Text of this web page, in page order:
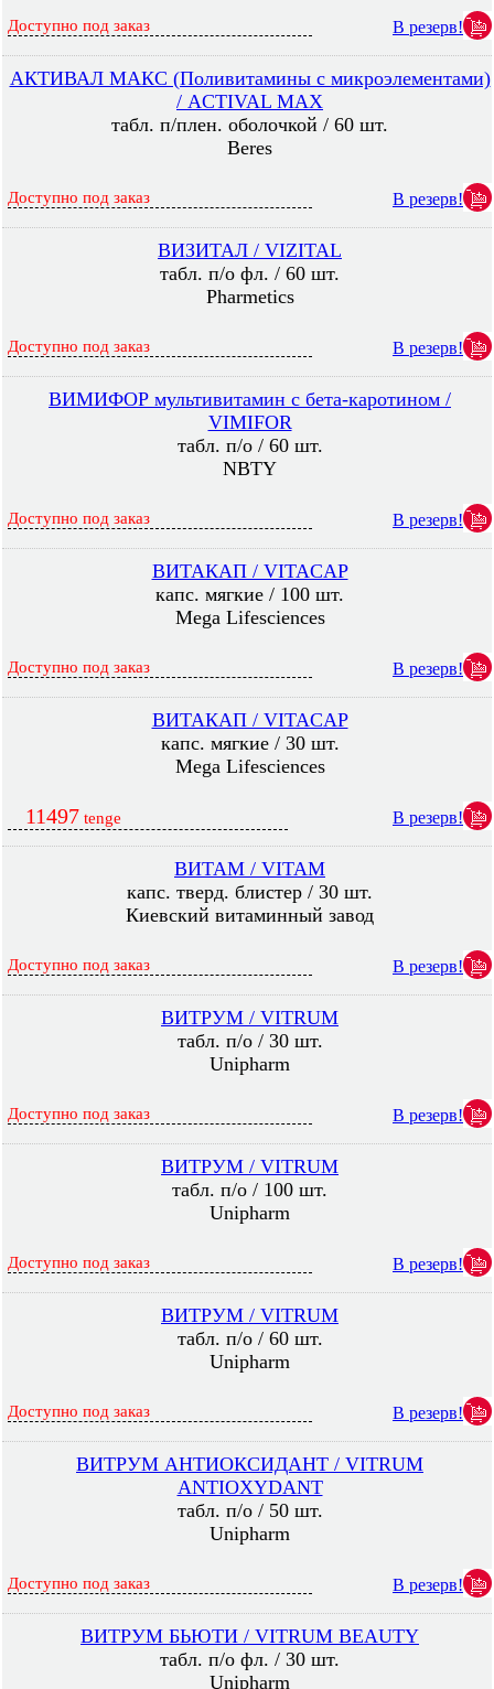
Доступно под заказ В резерв!
АКТИВАЛ МАКС (Поливитамины с микроэлементами)
/ ACTIVAL MAX
табл. п/плен. оболочкой / 60 шт.
Beres
Доступно под заказ В резерв!
ВИЗИТАЛ / VIZITAL
табл. п/о фл. / 60 шт.
Pharmetics
Доступно под заказ В резерв!
ВИМИФОР мультивитамин с бета-каротином /
VIMIFOR
табл. п/о / 60 шт.
NBTY
Доступно под заказ В резерв!
ВИТАКАП / VITACAP
капс. мягкие / 100 шт.
Mega Lifesciences
Доступно под заказ В резерв!
ВИТАКАП / VITACAP
капс. мягкие / 30 шт.
Mega Lifesciences
11497 tenge В резерв!
ВИТАМ / VITAM
капс. тверд. блистер / 30 шт.
Киевский витаминный завод
Доступно под заказ В резерв!
ВИТРУМ / VITRUM
табл. п/о / 30 шт.
Unipharm
Доступно под заказ В резерв!
ВИТРУМ / VITRUM
табл. п/о / 100 шт.
Unipharm
Доступно под заказ В резерв!
ВИТРУМ / VITRUM
табл. п/о / 60 шт.
Unipharm
Доступно под заказ В резерв!
ВИТРУМ АНТИОКСИДАНТ / VITRUM
ANTIOXYDANT
табл. п/о / 50 шт.
Unipharm
Доступно под заказ В резерв!
ВИТРУМ БЬЮТИ / VITRUM BEAUTY
табл. п/о фл. / 30 шт.
Unipharm